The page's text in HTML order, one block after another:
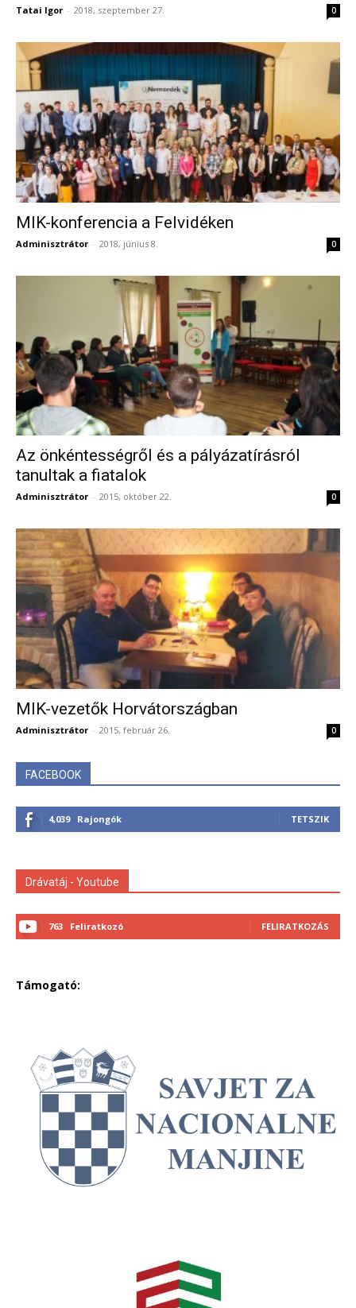
Tatai Igor - 2018, szeptember 27. 0
MIK-konferencia a Felvidéken
Adminisztrátor - 2018, június 8. 0
Az önkéntességről és a pályázatírásról
tanultak a fiatalok
Adminisztrátor - 2015, október 22. 0
MIK-vezetők Horvátországban
Adminisztrátor - 2015, február 26. 0
FACEBOOK
4,039 Rajongók TETSZIK
Drávatáj - Youtube
763 Feliratkozó FELIRATKOZÁS
Támogató: